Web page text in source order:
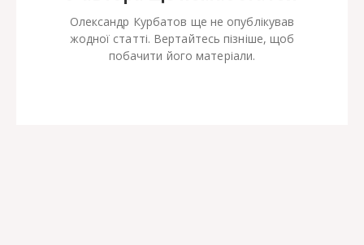
Олександр Курбатов ще не опублікував
жодної статті. Вертайтесь пізніше, щоб
побачити його матеріали.